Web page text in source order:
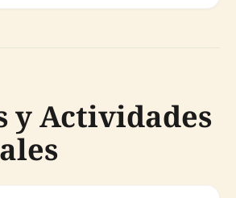
y Actividades